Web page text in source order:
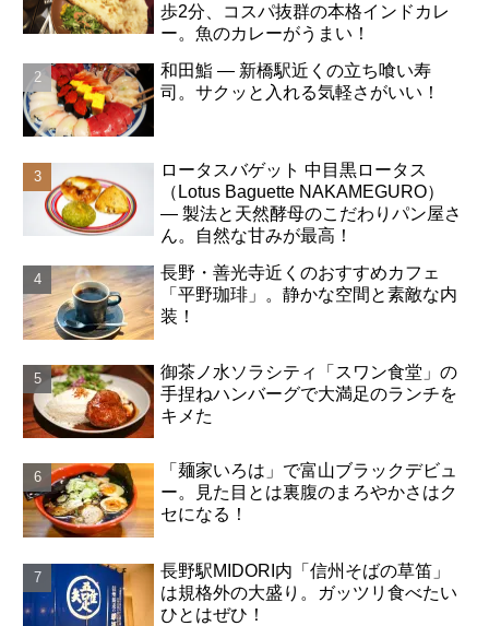
歩2分、コスパ抜群の本格インドカレ
ー。魚のカレーがうまい！
和田鮨 ― 新橋駅近くの立ち喰い寿
司。サクッと入れる気軽さがいい！
ロータスバゲット 中目黒ロータス
（Lotus Baguette NAKAMEGURO）
― 製法と天然酵母のこだわりパン屋さ
ん。自然な甘みが最高！
長野・善光寺近くのおすすめカフェ
「平野珈琲」。静かな空間と素敵な内
装！
御茶ノ水ソラシティ「スワン食堂」の
手捏ねハンバーグで大満足のランチを
キメた
「麺家いろは」で富山ブラックデビュ
ー。見た目とは裏腹のまろやかさはク
セになる！
長野駅MIDORI内「信州そばの草笛」
は規格外の大盛り。ガッツリ食べたい
ひとはぜひ！